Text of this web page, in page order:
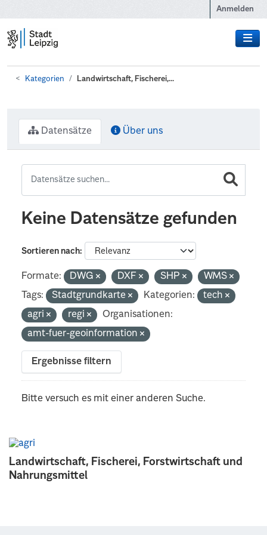
Anmelden
Kategorien Landwirtschaft, Fischerei,...
Landwirtschaft, Fischerei, Forstwirtschaft und
Nahrungsmittel
Datensätze Über uns
Keine Datensätze gefunden
Sortieren nach
Formate: DWG DXF SHP
WMS
Tags:
Stadtgrundkarte Kategorien:
tech
agri
regi
Organisationen:
amt-fuer-geoinformation
Ergebnisse filtern
Bitte versuch es mit einer anderen Suche.